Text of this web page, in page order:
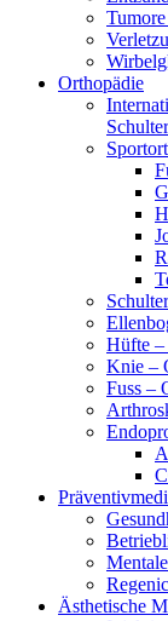
Orthopädie
Hüfte –
Knie –
Fuss –
Ästhetische